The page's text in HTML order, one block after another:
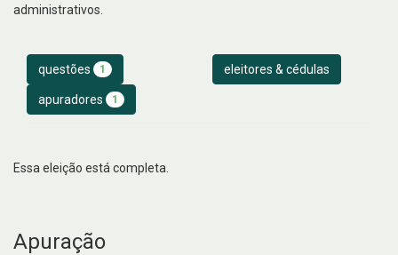
administrativos.
questões 1 eleitores & cédulas
apuradores 1
Essa eleição está completa.
Apuração